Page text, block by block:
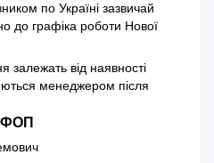
по Україні зазвичай
до графіка роботи Нової
залежать від наявності
менеджером після
ФОП